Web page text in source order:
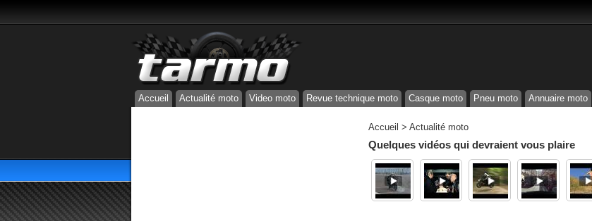
Accueil Actualité moto Video moto Revue technique moto Casque moto Pneu moto Annuaire moto
Accueil > Actualité moto
Quelques vidéos qui devraient vous plaire